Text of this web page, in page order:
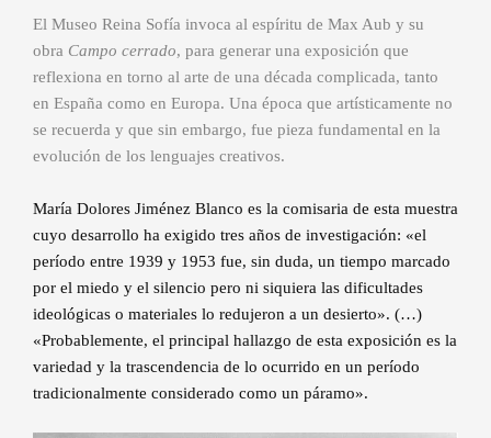
El Museo Reina Sofía invoca al espíritu de Max Aub y su
obra Campo cerrado, para generar una exposición que
reflexiona en torno al arte de una década complicada, tanto
en España como en Europa. Una época que artísticamente no
se recuerda y que sin embargo, fue pieza fundamental en la
evolución de los lenguajes creativos.
María Dolores Jiménez Blanco es la comisaria de esta muestra
cuyo desarrollo ha exigido tres años de investigación: «el
período entre 1939 y 1953 fue, sin duda, un tiempo marcado
por el miedo y el silencio pero ni siquiera las dificultades
ideológicas o materiales lo redujeron a un desierto». (…)
«Probablemente, el principal hallazgo de esta exposición es la
variedad y la trascendencia de lo ocurrido en un período
tradicionalmente considerado como un páramo».